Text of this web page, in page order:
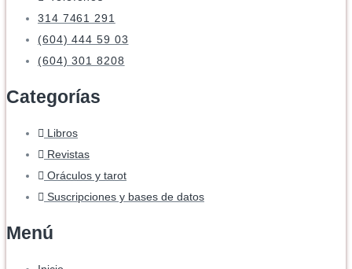
314 7461 291
(604) 444 59 03
(604) 301 8208
Categorías
Libros
Revistas
Oráculos y tarot
Suscripciones y bases de datos
Menú